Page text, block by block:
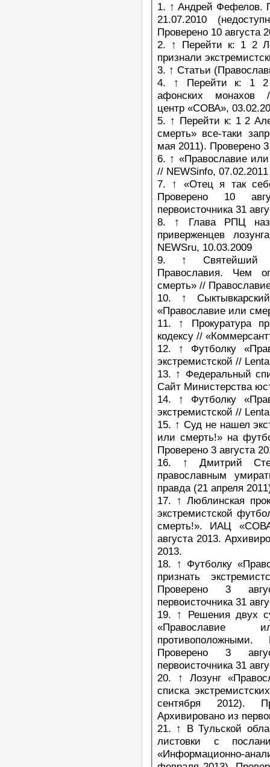
1. ↑ Андрей Фефелов.
21.07.2010
Проверено 10 августа
2. ↑ Перейти к: 1 2
признали
3. ↑ Статьи
4. ↑ Перейти к: 1 2
афонских монахов
центр «СОВА»,
5. ↑ Перейти к: 1 2
смерть» все-таки
мая 2011). Проверено 3
6. ↑ «Православие
// NEWSinfo, 07.02.2011
7. ↑ «Отец я так
Проверено 10
первоисточника 31
8. ↑ Глава РПЦ
приверженцев
NEWSru, 10.03.2009
9. ↑ Святейший
Православия. Чем
смерть» //
10. ↑
«Православие или
11. ↑ Прокуратура
кодексу //
12. ↑ Футболку
экстремистской //
13. ↑ Федеральный
Сайт Министерства
14. ↑ Футболку
экстремистской //
15. ↑ Суд не нашел
или смерть!» на
Проверено 3 августа
16. ↑ Дмитрий
православным
правда (21 апреля
17. ↑ Люблинская
экстремистской
смерть!». ИАЦ
августа 2013.
2013.
18. ↑ Футболку
признать
Проверено 3
первоисточника 31
19. ↑ Решения двух
«Православие
Проверено 3
первоисточника 31
20. ↑ Лозунг
списка
сентября 2012).
Архивировано из
21. ↑ В Тульской
листовки с
«Информационно-